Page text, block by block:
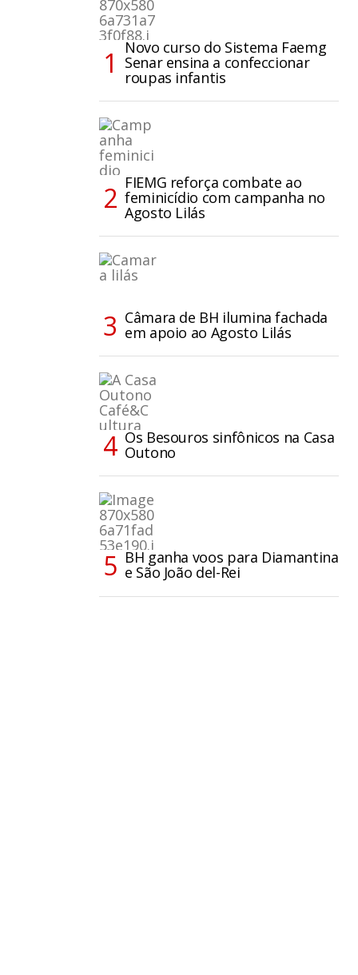
Novo curso do Sistema Faemg
Senar ensina a confeccionar
roupas infantis
FIEMG reforça combate ao
feminicídio com campanha no
Agosto Lilás
Câmara de BH ilumina fachada
em apoio ao Agosto Lilás
Os Besouros sinfônicos na Casa
Outono
BH ganha voos para Diamantina
e São João del-Rei